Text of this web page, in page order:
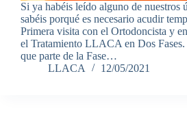
Si ya habéis leído alguno de nuestros
sabéis porqué es necesario acudir
Primera visita con el Ortodoncista y
el Tratamiento LLACA en Dos
que parte de la Fase…
LLACA
12/05/2021